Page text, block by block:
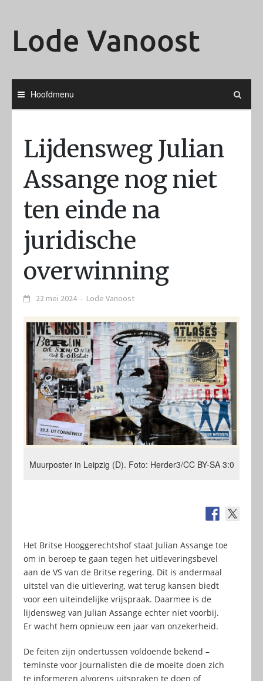
Lode Vanoost
Hoofdmenu
Lijdensweg Julian
Assange nog niet
ten einde na
juridische
overwinning
22 mei 2024 - Lode Vanoost
Muurposter in Leipzig (D). Foto: Herder3/CC BY-SA 3:0
Het Britse Hooggerechtshof staat Julian Assange toe
om in beroep te gaan tegen het uitleveringsbevel
aan de VS van de Britse regering. Dit is andermaal
uitstel van die uitlevering, wat terug kansen biedt
voor een uiteindelijke vrijspraak. Daarmee is de
lijdensweg van Julian Assange echter niet voorbij.
Er wacht hem opnieuw een jaar van onzekerheid.
De feiten zijn ondertussen voldoende bekend –
teminste voor journalisten die de moeite doen zich
te informeren alvorens uitspraken te doen of